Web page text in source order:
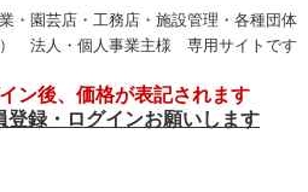
・園芸店・工務店・施設管理・各種団体
） 法人・個人事業主様 専用サイトです
ン後、価格が表記されます
登録・ログインお願いします